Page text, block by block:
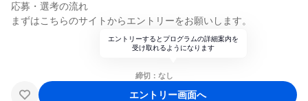
応募・選考の流れ
まずはこちらのサイトからエントリーをお願いします。
エントリーするとプログラムの詳細案内を
受け取れるようになります
締切：なし
エントリー画面へ